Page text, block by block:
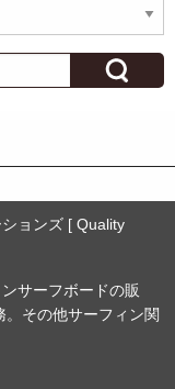
ョンズ [ Quality
サーフボードの販
その他サーフィン関